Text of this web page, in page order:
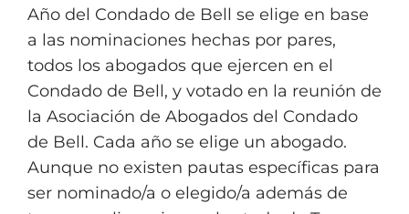
Año del Condado de Bell se elige en base
a las nominaciones hechas por pares,
todos los abogados que ejercen en el
Condado de Bell, y votado en la reunión de
la Asociación de Abogados del Condado
de Bell. Cada año se elige un abogado.
Aunque no existen pautas específicas para
ser nominado/a o elegido/a además de